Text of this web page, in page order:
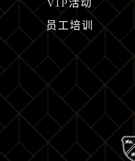
VIP活动
员工培训